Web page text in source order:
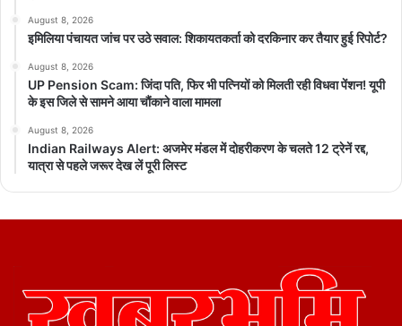
August 8, 2026
इमिलिया पंचायत जांच पर उठे सवाल: शिकायतकर्ता को दरकिनार कर तैयार हुई रिपोर्ट?
August 8, 2026
UP Pension Scam: जिंदा पति, फिर भी पत्नियों को मिलती रही विधवा पेंशन! यूपी
के इस जिले से सामने आया चौंकाने वाला मामला
August 8, 2026
Indian Railways Alert: अजमेर मंडल में दोहरीकरण के चलते 12 ट्रेनें रद्द,
यात्रा से पहले जरूर देख लें पूरी लिस्ट